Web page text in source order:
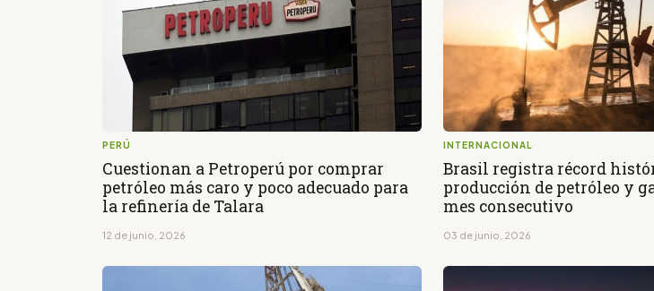
PERÚ
Cuestionan a Petroperú por comprar
petróleo más caro y poco adecuado para
la refinería de Talara
12 de junio, 2026
INTERNACIONAL
Brasil registra récord
producción de petróleo y
mes consecutivo
03 de junio, 2026